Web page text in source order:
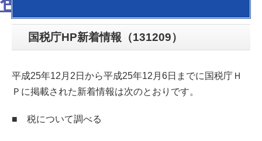
国税庁HP新着情報（131209）
平成25年12月2日から平成25年12月6日までに国税庁Ｈ
Ｐに掲載された新着情報は次のとおりです。
■ 税について調べる